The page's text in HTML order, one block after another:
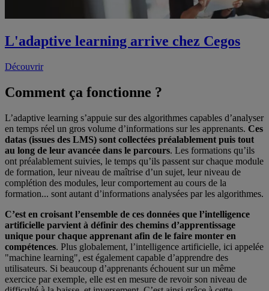
L'adaptive learning arrive chez Cegos
Découvrir
Comment ça fonctionne ?
L’adaptive learning s’appuie sur des algorithmes capables d’analyser
en temps réel un gros volume d’informations sur les apprenants. Ces
datas (issues des LMS) sont collectées préalablement puis tout
au long de leur avancée dans le parcours. Les formations qu’ils
ont préalablement suivies, le temps qu’ils passent sur chaque module
de formation, leur niveau de maîtrise d’un sujet, leur niveau de
complétion des modules, leur comportement au cours de la
formation... sont autant d’informations analysées par les algorithmes.
C’est en croisant l’ensemble de ces données que l’intelligence
artificielle parvient à définir des chemins d’apprentissage
unique pour chaque apprenant afin de le faire monter en
compétences. Plus globalement, l’intelligence artificielle, ici appelée
"machine learning", est également capable d’apprendre des
utilisateurs. Si beaucoup d’apprenants échouent sur un même
exercice par exemple, elle est en mesure de revoir son niveau de